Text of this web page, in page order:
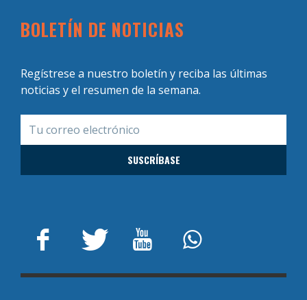
BOLETÍN DE NOTICIAS
Regístrese a nuestro boletín y reciba las últimas
noticias y el resumen de la semana.